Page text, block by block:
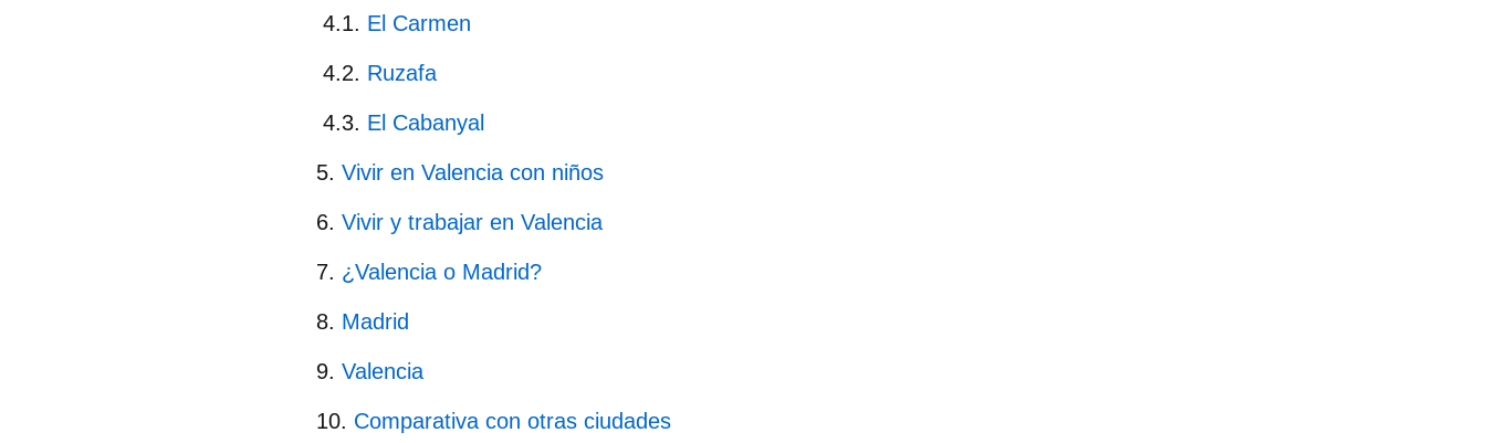
El Carmen
Ruzafa
El Cabanyal
Vivir en Valencia con niños
Vivir y trabajar en Valencia
¿Valencia o Madrid?
Madrid
Valencia
Comparativa con otras ciudades